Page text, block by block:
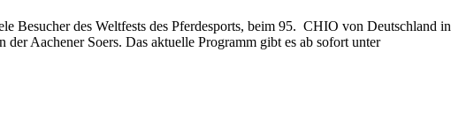
Besucher des Weltfests des Pferdesports, beim 95. CHIO von Deutschland in
Aachener Soers. Das aktuelle Programm gibt es ab sofort unter